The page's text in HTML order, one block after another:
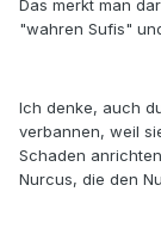
Das merkt man
"wahren Sufis"
Ich denke, auch
verbannen, weil
Schaden
Nurcus, die den